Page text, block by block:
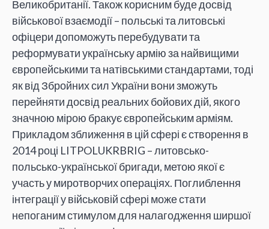
Великобританії. Також корисним буде досвід
військової взаємодії – польські та литовські
офіцери допоможуть перебудувати та
реформувати українську армію за найвищими
європейськими та натівськими стандартами, тоді
як від Збройних сил України вони зможуть
перейняти досвід реальних бойових дій, якого
значною мірою бракує європейським арміям.
Прикладом зближення в цій сфері є створення в
2014 році LITPOLUKRBRIG – литовсько-
польсько-української бригади, метою якої є
участь у миротворчих операціях. Поглиблення
інтеграції у військовій сфері може стати
непоганим стимулом для налагодження ширшої